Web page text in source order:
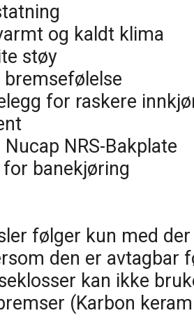
og kaldt klima
støy
bremsefølelse
for raskere
NRS-Bakplate
banekjøring
følger kun med
den er avtagbar
kan ikke
(Karbon